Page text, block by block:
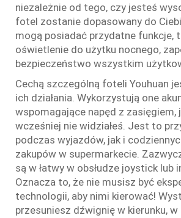
niezależnie od tego, czy jesteś
fotel zostanie dopasowany do
mogą posiadać przydatne funkcje,
oświetlenie do użytku nocnego,
bezpieczeństwo wszystkim
Cechą szczególną foteli Youhuan
ich działania. Wykorzystują one
wspomagające napęd z zasięgiem,
wcześniej nie widziałeś. Jest to
podczas wyjazdów, jak i
zakupów w supermarkecie.
są w łatwy w obsłudze joystick lub
Oznacza to, że nie musisz być
technologii, aby nimi kierować!
przesuniesz dźwignię w kierunku,